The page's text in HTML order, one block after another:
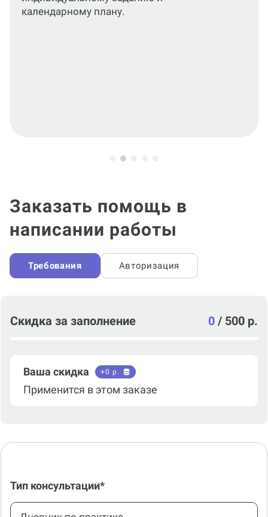
По вашему запросу подготовим отчет и
Заказать помощь в
написании работы
Требования Авторизация
Скидка за заполнение 0 / 500 р.
Ваша скидка +0 р.
Применится в этом заказе
Тип консультации*